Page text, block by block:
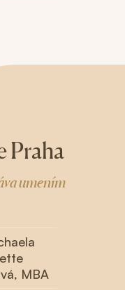
Praha
umením
MBA